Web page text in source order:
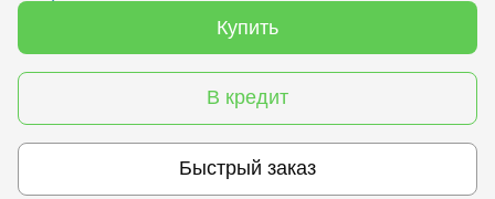
Купить
В кредит
Быстрый заказ